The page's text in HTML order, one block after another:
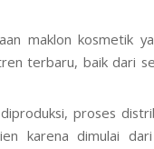
maklon kosmetik
terbaru, baik dari
proses
karena dimulai